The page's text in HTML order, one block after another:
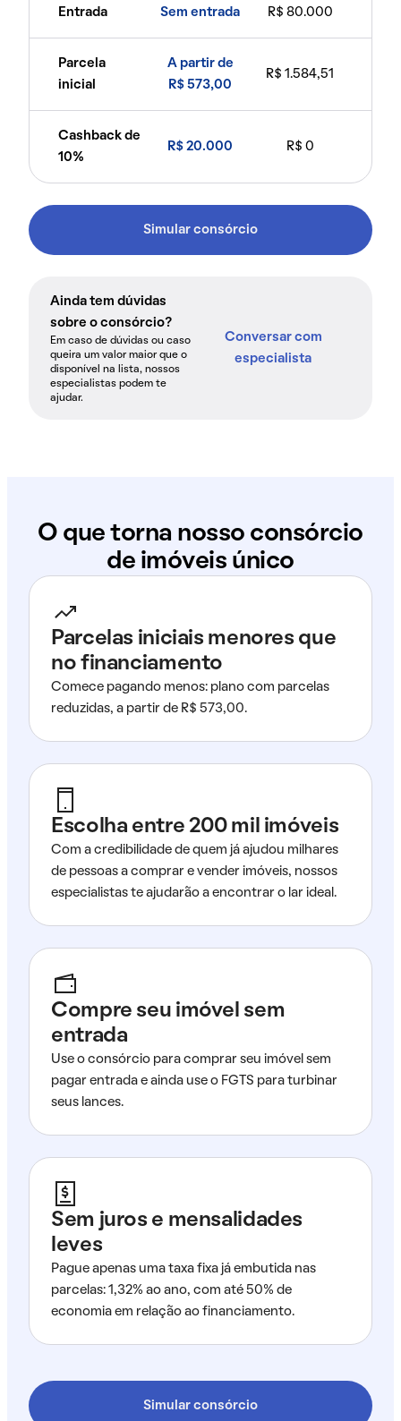
Entrada Sem entrada R$ 80.000
Parcela
inicial
A partir de
R$ 573,00
R$ 1.584,51
Cashback de
10%
R$ 20.000 R$ 0
Simular consórcio
Ainda tem dúvidas
sobre o consórcio?
Em caso de dúvidas ou caso
queira um valor maior que o
disponível na lista, nossos
especialistas podem te
ajudar.
Conversar com
especialista
O que torna nosso consórcio
de imóveis único
Parcelas iniciais menores que
no financiamento
Comece pagando menos: plano com parcelas
reduzidas, a partir de R$ 573,00.
Escolha entre 200 mil imóveis
Com a credibilidade de quem já ajudou milhares
de pessoas a comprar e vender imóveis, nossos
especialistas te ajudarão a encontrar o lar ideal.
Compre seu imóvel sem
entrada
Use o consórcio para comprar seu imóvel sem
pagar entrada e ainda use o FGTS para turbinar
seus lances.
Sem juros e mensalidades
leves
Pague apenas uma taxa fixa já embutida nas
parcelas: 1,32% ao ano, com até 50% de
economia em relação ao financiamento.
Simular consórcio